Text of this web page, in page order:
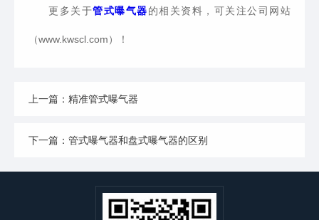
更多关于管式曝气器的相关资料，可关注公司网站
（www.kwscl.com）！
上一篇：精准管式曝气器
下一篇：管式曝气器和盘式曝气器的区别